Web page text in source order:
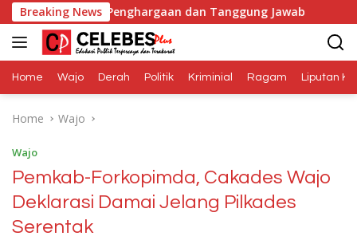
Skip
to
content
Breaking News
Penghargaan dan Tanggung Jawab Dana Media
Home Wajo Derah Politik Kriminial Ragam Liputan
Home Wajo
Wajo
Pemkab-Forkopimda, Cakades Wajo
Deklarasi Damai Jelang Pilkades
Serentak